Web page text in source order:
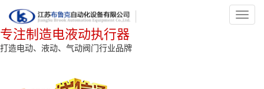
专注制造电液动执行器
打造电动、液动、气动阀门行业品牌